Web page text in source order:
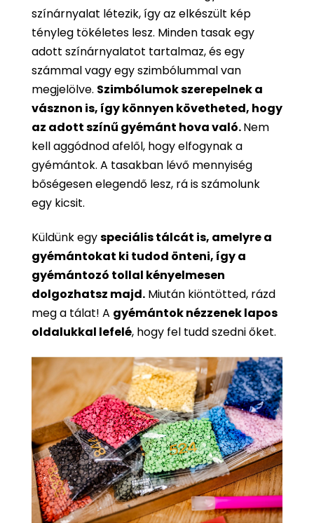
színárnyalat létezik, így az elkészült kép
tényleg tökéletes lesz. Minden tasak egy
adott színárnyalatot tartalmaz, és egy
számmal vagy egy szimbólummal van
megjelölve. Szimbólumok szerepelnek a
vásznon is, így könnyen követheted, hogy
az adott színű gyémánt hova való.Nem
kell aggódnod afelől, hogy elfogynak a
gyémántok. A tasakban lévő mennyiség
bőségesen elegendő lesz, rá is számolunk
egy kicsit.
Küldünk egyspeciális tálcát is, amelyre a
gyémántokat ki tudod önteni, így a
gyémántozó tollal kényelmesen
dolgozhatsz majd. Miután kiöntötted, rázd
meg a tálat! A gyémántok nézzenek lapos
oldalukkal lefelé, hogy fel tudd szedni őket.